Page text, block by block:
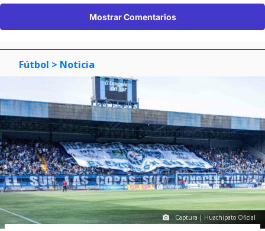
Mostrar Comentarios
Fútbol > Noticia
Captura | Huachipato Oficial